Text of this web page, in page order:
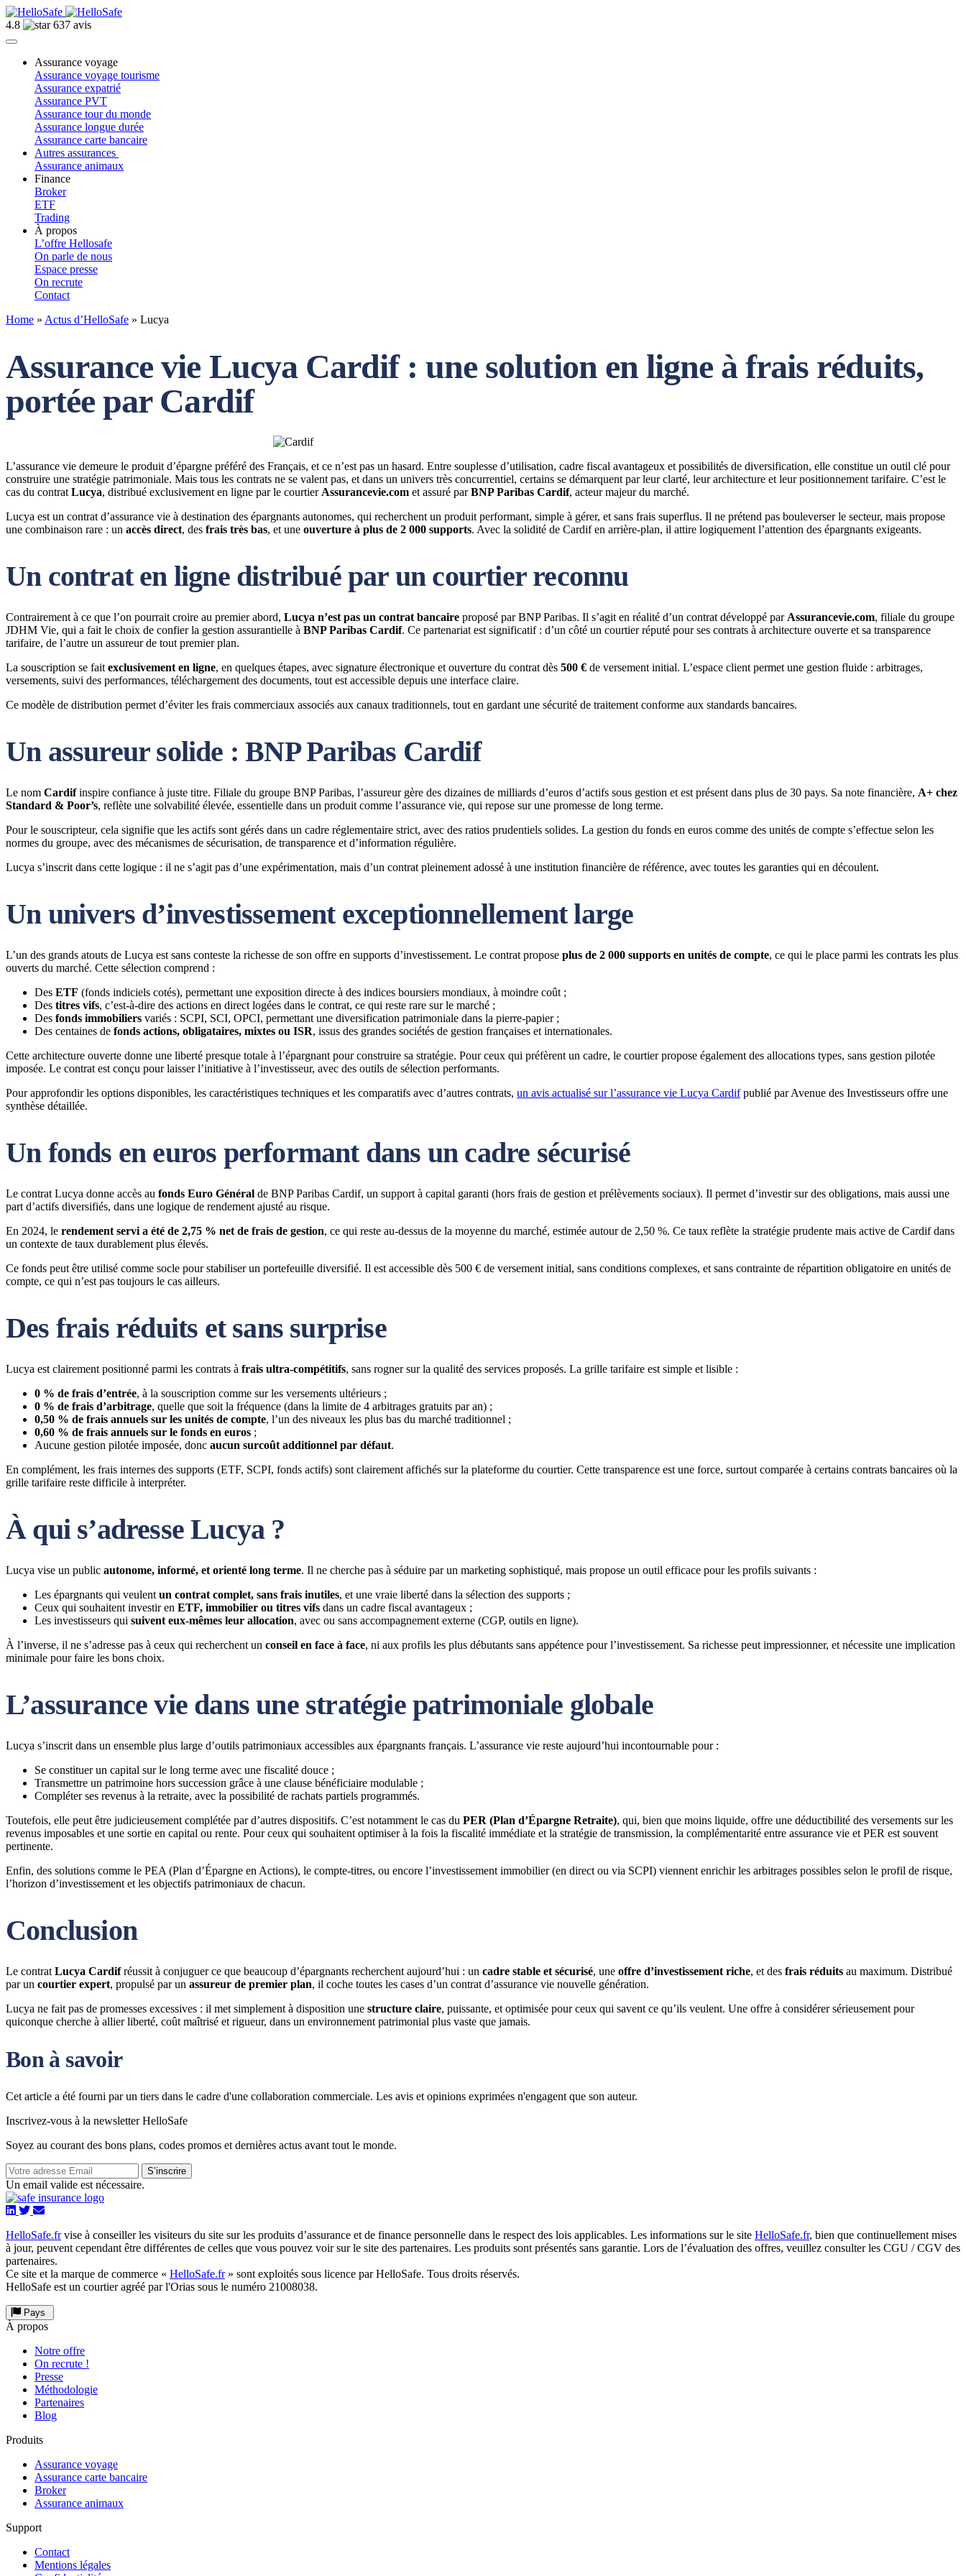
4.8 637 avis
Assurance voyage
Assurance voyage tourisme
Assurance expatrié
Assurance PVT
Assurance tour du monde
Assurance longue durée
Assurance carte bancaire
Autres assurances
Assurance animaux
Finance
Broker
ETF
Trading
À propos
L’offre Hellosafe
On parle de nous
Espace presse
On recrute
Contact
Home » Actus d’HelloSafe » Lucya
Assurance vie Lucya Cardif : une solution en ligne à frais réduits,
portée par Cardif
L’assurance vie demeure le produit d’épargne préféré des Français, et ce n’est pas un hasard. Entre souplesse d’utilisation, cadre fiscal avantageux et possibilités de diversification, elle constitue un outil clé pour
construire une stratégie patrimoniale. Mais tous les contrats ne se valent pas, et dans un univers très concurrentiel, certains se démarquent par leur clarté, leur architecture et leur positionnement tarifaire. C’est le
cas du contrat Lucya, distribué exclusivement en ligne par le courtier Assurancevie.com et assuré parBNP Paribas Cardif, acteur majeur du marché.
Lucya est un contrat d’assurance vie à destination des épargnants autonomes, qui recherchent un produit performant, simple à gérer, et sans frais superflus. Il ne prétend pas bouleverser le secteur, mais propose
une combinaison rare : un accès direct, des frais très bas, et une ouverture à plus de 2 000 supports. Avec la solidité de Cardif en arrière-plan, il attire logiquement l’attention des épargnants exigeants.
Un contrat en ligne distribué par un courtier reconnu
Contrairement à ce que l’on pourrait croire au premier abord, Lucya n’est pas un contrat bancaire proposé par BNP Paribas. Il s’agit en réalité d’un contrat développé par Assurancevie.com, filiale du groupe
JDHM Vie, qui a fait le choix de confier la gestion assurantielle à BNP Paribas Cardif. Ce partenariat est significatif : d’un côté un courtier réputé pour ses contrats à architecture ouverte et sa transparence
tarifaire, de l’autre un assureur de tout premier plan.
La souscription se fait exclusivement en ligne, en quelques étapes, avec signature électronique et ouverture du contrat dès 500 € de versement initial. L’espace client permet une gestion fluide : arbitrages,
versements, suivi des performances, téléchargement des documents, tout est accessible depuis une interface claire.
Ce modèle de distribution permet d’éviter les frais commerciaux associés aux canaux traditionnels, tout en gardant une sécurité de traitement conforme aux standards bancaires.
Un assureur solide : BNP Paribas Cardif
Le nom Cardifinspire confiance à juste titre. Filiale du groupe BNP Paribas, l’assureur gère des dizaines de milliards d’euros d’actifs sous gestion et est présent dans plus de 30 pays. Sa note financière, A+ chez
Standard & Poor’s, reflète une solvabilité élevée, essentielle dans un produit comme l’assurance vie, qui repose sur une promesse de long terme.
Pour le souscripteur, cela signifie que les actifs sont gérés dans un cadre réglementaire strict, avec des ratios prudentiels solides. La gestion du fonds en euros comme des unités de compte s’effectue selon les
normes du groupe, avec des mécanismes de sécurisation, de transparence et d’information régulière.
Lucya s’inscrit dans cette logique : il ne s’agit pas d’une expérimentation, mais d’un contrat pleinement adossé à une institution financière de référence, avec toutes les garanties qui en découlent.
Un univers d’investissement exceptionnellement large
L’un des grands atouts de Lucya est sans conteste la richesse de son offre en supports d’investissement. Le contrat propose plus de 2 000 supports en unités de compte, ce qui le place parmi les contrats les plus
ouverts du marché. Cette sélection comprend :
Des ETF (fonds indiciels cotés), permettant une exposition directe à des indices boursiers mondiaux, à moindre coût ;
Des titres vifs, c’est-à-dire des actions en direct logées dans le contrat, ce qui reste rare sur le marché ;
Des fonds immobiliers variés : SCPI, SCI, OPCI, permettant une diversification patrimoniale dans la pierre-papier ;
Des centaines de fonds actions, obligataires, mixtes ou ISR, issus des grandes sociétés de gestion françaises et internationales.
Cette architecture ouverte donne une liberté presque totale à l’épargnant pour construire sa stratégie. Pour ceux qui préfèrent un cadre, le courtier propose également des allocations types, sans gestion pilotée
imposée. Le contrat est conçu pour laisser l’initiative à l’investisseur, avec des outils de sélection performants.
Pour approfondir les options disponibles, les caractéristiques techniques et les comparatifs avec d’autres contrats, un avis actualisé sur l’assurance vie Lucya Cardif publié par Avenue des Investisseurs offre une
synthèse détaillée.
Un fonds en euros performant dans un cadre sécurisé
Le contrat Lucya donne accès au fonds Euro Général de BNP Paribas Cardif, un support à capital garanti (hors frais de gestion et prélèvements sociaux). Il permet d’investir sur des obligations, mais aussi une
part d’actifs diversifiés, dans une logique de rendement ajusté au risque.
En 2024, le rendement servi a été de 2,75 % net de frais de gestion, ce qui reste au-dessus de la moyenne du marché, estimée autour de 2,50 %. Ce taux reflète la stratégie prudente mais active de Cardif dans
un contexte de taux durablement plus élevés.
Ce fonds peut être utilisé comme socle pour stabiliser un portefeuille diversifié. Il est accessible dès 500 € de versement initial, sans conditions complexes, et sans contrainte de répartition obligatoire en unités de
compte, ce qui n’est pas toujours le cas ailleurs.
Des frais réduits et sans surprise
Lucya est clairement positionné parmi les contrats à frais ultra-compétitifs, sans rogner sur la qualité des services proposés. La grille tarifaire est simple et lisible :
0 % de frais d’entrée, à la souscription comme sur les versements ultérieurs ;
0 % de frais d’arbitrage, quelle que soit la fréquence (dans la limite de 4 arbitrages gratuits par an) ;
0,50 % de frais annuels sur les unités de compte, l’un des niveaux les plus bas du marché traditionnel ;
0,60 % de frais annuels sur le fonds en euros ;
Aucune gestion pilotée imposée, donc aucun surcoût additionnel par défaut.
En complément, les frais internes des supports (ETF, SCPI, fonds actifs) sont clairement affichés sur la plateforme du courtier. Cette transparence est une force, surtout comparée à certains contrats bancaires où la
grille tarifaire reste difficile à interpréter.
À qui s’adresse Lucya ?
Lucya vise un public autonome, informé, et orienté long terme. Il ne cherche pas à séduire par un marketing sophistiqué, mais propose un outil efficace pour les profils suivants :
Les épargnants qui veulent un contrat complet, sans frais inutiles, et une vraie liberté dans la sélection des supports ;
Ceux qui souhaitent investir en ETF, immobilier ou titres vifs dans un cadre fiscal avantageux ;
Les investisseurs qui suivent eux-mêmes leur allocation, avec ou sans accompagnement externe (CGP, outils en ligne).
À l’inverse, il ne s’adresse pas à ceux qui recherchent un conseil en face à face, ni aux profils les plus débutants sans appétence pour l’investissement. Sa richesse peut impressionner, et nécessite une implication
minimale pour faire les bons choix.
L’assurance vie dans une stratégie patrimoniale globale
Lucya s’inscrit dans un ensemble plus large d’outils patrimoniaux accessibles aux épargnants français. L’assurance vie reste aujourd’hui incontournable pour :
Se constituer un capital sur le long terme avec une fiscalité douce ;
Transmettre un patrimoine hors succession grâce à une clause bénéficiaire modulable ;
Compléter ses revenus à la retraite, avec la possibilité de rachats partiels programmés.
Toutefois, elle peut être judicieusement complétée par d’autres dispositifs. C’est notamment le cas du PER (Plan d’Épargne Retraite), qui, bien que moins liquide, offre une déductibilité des versements sur les
revenus imposables et une sortie en capital ou rente. Pour ceux qui souhaitent optimiser à la fois la fiscalité immédiate et la stratégie de transmission, la complémentarité entre assurance vie et PER est souvent
pertinente.
Enfin, des solutions comme le PEA (Plan d’Épargne en Actions), le compte-titres, ou encore l’investissement immobilier (en direct ou via SCPI) viennent enrichir les arbitrages possibles selon le profil de risque,
l’horizon d’investissement et les objectifs patrimoniaux de chacun.
Conclusion
Le contrat Lucya Cardifréussit à conjuguer ce que beaucoup d’épargnants recherchent aujourd’hui : un cadre stable et sécurisé, une offre d’investissement riche, et des frais réduits au maximum. Distribué
par un courtier expert, propulsé par un assureur de premier plan, il coche toutes les cases d’un contrat d’assurance vie nouvelle génération.
Lucya ne fait pas de promesses excessives : il met simplement à disposition une structure claire, puissante, et optimisée pour ceux qui savent ce qu’ils veulent. Une offre à considérer sérieusement pour
quiconque cherche à allier liberté, coût maîtrisé et rigueur, dans un environnement patrimonial plus vaste que jamais.
Bon à savoir
Cet article a été fourni par un tiers dans le cadre d'une collaboration commerciale. Les avis et opinions exprimées n'engagent que son auteur.
Inscrivez-vous à la newsletter HelloSafe
Soyez au courant des bons plans, codes promos et dernières actus avant tout le monde.
S’inscrire
Un email valide est nécessaire.
HelloSafe.frvise à conseiller les visiteurs du site sur les produits d’assurance et de finance personnelle dans le respect des lois applicables. Les informations sur le site HelloSafe.fr, bien que continuellement mises
à jour, peuvent cependant être différentes de celles que vous pouvez voir sur le site des partenaires. Les produits sont présentés sans garantie. Lors de l’évaluation des offres, veuillez consulter les CGU / CGV des
partenaires.
Ce site et la marque de commerce « HelloSafe.fr» sont exploités sous licence par HelloSafe. Tous droits réservés.
HelloSafe est un courtier agréé par l'Orias sous le numéro 21008038.
Pays
À propos
Notre offre
On recrute !
Presse
Méthodologie
Partenaires
Blog
Produits
Assurance voyage
Assurance carte bancaire
Broker
Assurance animaux
Support
Contact
Mentions légales